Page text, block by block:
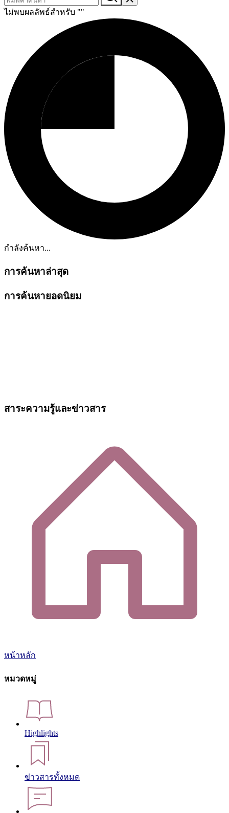
ไม่พบผลลัพธ์สำหรับ ""
กำลังค้นหา...
การค้นหาล่าสุด
การค้นหายอดนิยม
สาระความรู้และข่าวสาร
หน้าหลัก
หมวดหมู่
Highlights
ข่าวสารทั้งหมด